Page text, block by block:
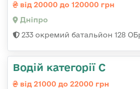
від 20000 до 120000 грн
Дніпро
233 окремий батальйон 128
Водій категорії С
від 21000 до 22000 грн